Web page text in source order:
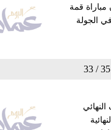
مباراة قمة
الجولة
الفوز على إسبانيا بنتيجة 35-33 في نصف النهائي